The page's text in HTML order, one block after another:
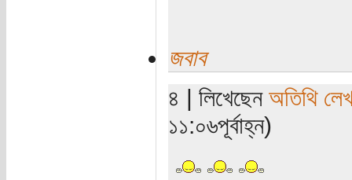
জবাব
৪ | লিখেছেন অতিথি
১১:০৬পূর্বাহ্ন)